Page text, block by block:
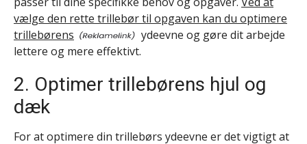
vælge den rette trillebør til opgaven kan du optimere
trillebørens
ydeevne og gøre dit arbejde
lettere og mere effektivt.
2. Optimer trillebørens hjul og
dæk
For at optimere din trillebørs ydeevne er det vigtigt at